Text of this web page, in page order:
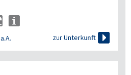
a.A. zur Unterkunft 